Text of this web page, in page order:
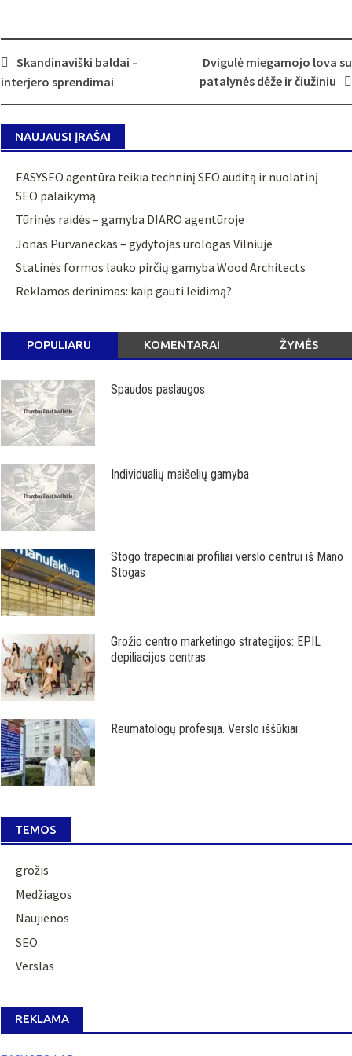
Post
navigation
Skandinaviški baldai –
interjero sprendimai
Dvigulė miegamojo lova su
patalynės dėže ir čiužiniu
NAUJAUSI ĮRAŠAI
EASYSEO agentūra teikia techninį SEO auditą ir nuolatinį
SEO palaikymą
Tūrinės raidės – gamyba DIARO agentūroje
Jonas Purvaneckas – gydytojas urologas Vilniuje
Statinės formos lauko pirčių gamyba Wood Architects
Reklamos derinimas: kaip gauti leidimą?
POPULIARU KOMENTARAI ŽYMĖS
Spaudos paslaugos
Individualių maišelių gamyba
Stogo trapeciniai profiliai verslo centrui iš Mano
Stogas
Grožio centro marketingo strategijos: EPIL
depiliacijos centras
Reumatologų profesija. Verslo iššūkiai
TEMOS
grožis
Medžiagos
Naujienos
SEO
Verslas
REKLAMA